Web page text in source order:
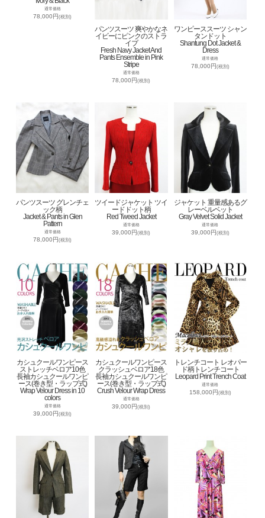
通常価格
78,000円(税別)
パンツスーツ 爽やかなネ
イビーにピンクのストラ
イプ
Fresh Navy Jacket And
Pants Ensemble in Pink
Stripe
通常価格
78,000円(税別)
ワンピーススーツ シャン
タンドット
Shantung Dot Jacket &
Dress
通常価格
78,000円(税別)
パンツスーツ グレンチェ
ック柄
Jacket & Pants in Glen
Pattern
通常価格
78,000円(税別)
ツイードジャケット ツイ
ードドット柄
Red Tweed Jacket
通常価格
39,000円(税別)
ジャケット 重量感あるグ
レーベルベット
Gray Velvet Solid Jacket
通常価格
39,000円(税別)
カシュクールワンピース
ストレッチベロア10色
長袖カシュクールワンピ
ース(巻き型・ラップ式)
Wrap Velour Dress in 10
colors
通常価格
39,000円(税別)
カシュクールワンピース
クラッシュベロア18色
長袖カシュクールワンピ
ース(巻き型・ラップ式)
Crush Velour Wrap Dress
通常価格
39,000円(税別)
トレンチコート レオパー
ド柄トレンチコート
Leopard Print Trench Coat
通常価格
158,000円(税別)